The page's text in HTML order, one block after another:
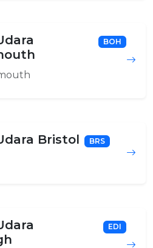
BOH
Bristol BRS
EDI